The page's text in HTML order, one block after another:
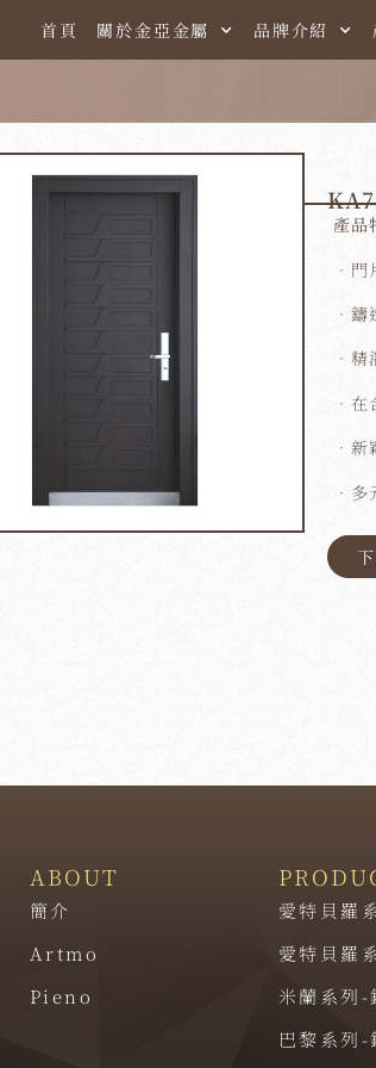
首頁 關於金亞金屬 品牌介紹
產品
．
．
．
．
．
．
ABOUT
簡介
Artmo
Pieno
愛特貝羅
愛特貝羅
米蘭系列-
巴黎系列-